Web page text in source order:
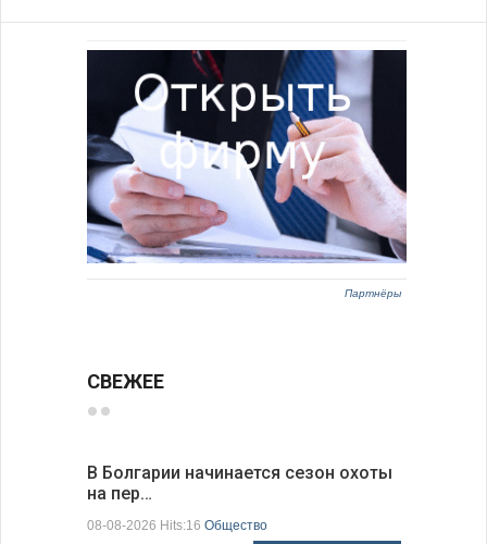
Партнёры
СВЕЖЕЕ
В Болгарии начинается сезон охоты
на пер…
08-08-2026 Hits:16 Общество